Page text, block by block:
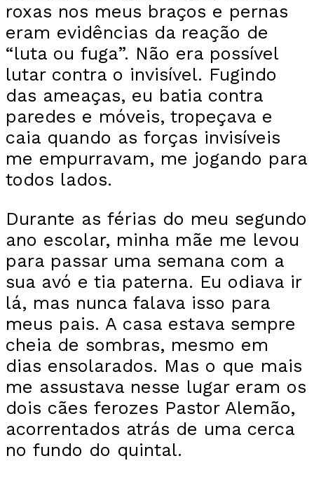
roxas nos meus braços e pernas
eram evidências da reação de
“luta ou fuga”. Não era possível
lutar contra o invisível. Fugindo
das ameaças, eu batia contra
paredes e móveis, tropeçava e
caia quando as forças invisíveis
me empurravam, me jogando para
todos lados.
Durante as férias do meu segundo
ano escolar, minha mãe me levou
para passar uma semana com a
sua avó e tia paterna. Eu odiava ir
lá, mas nunca falava isso para
meus pais. A casa estava sempre
cheia de sombras, mesmo em
dias ensolarados. Mas o que mais
me assustava nesse lugar eram os
dois cães ferozes Pastor Alemão,
acorrentados atrás de uma cerca
no fundo do quintal.